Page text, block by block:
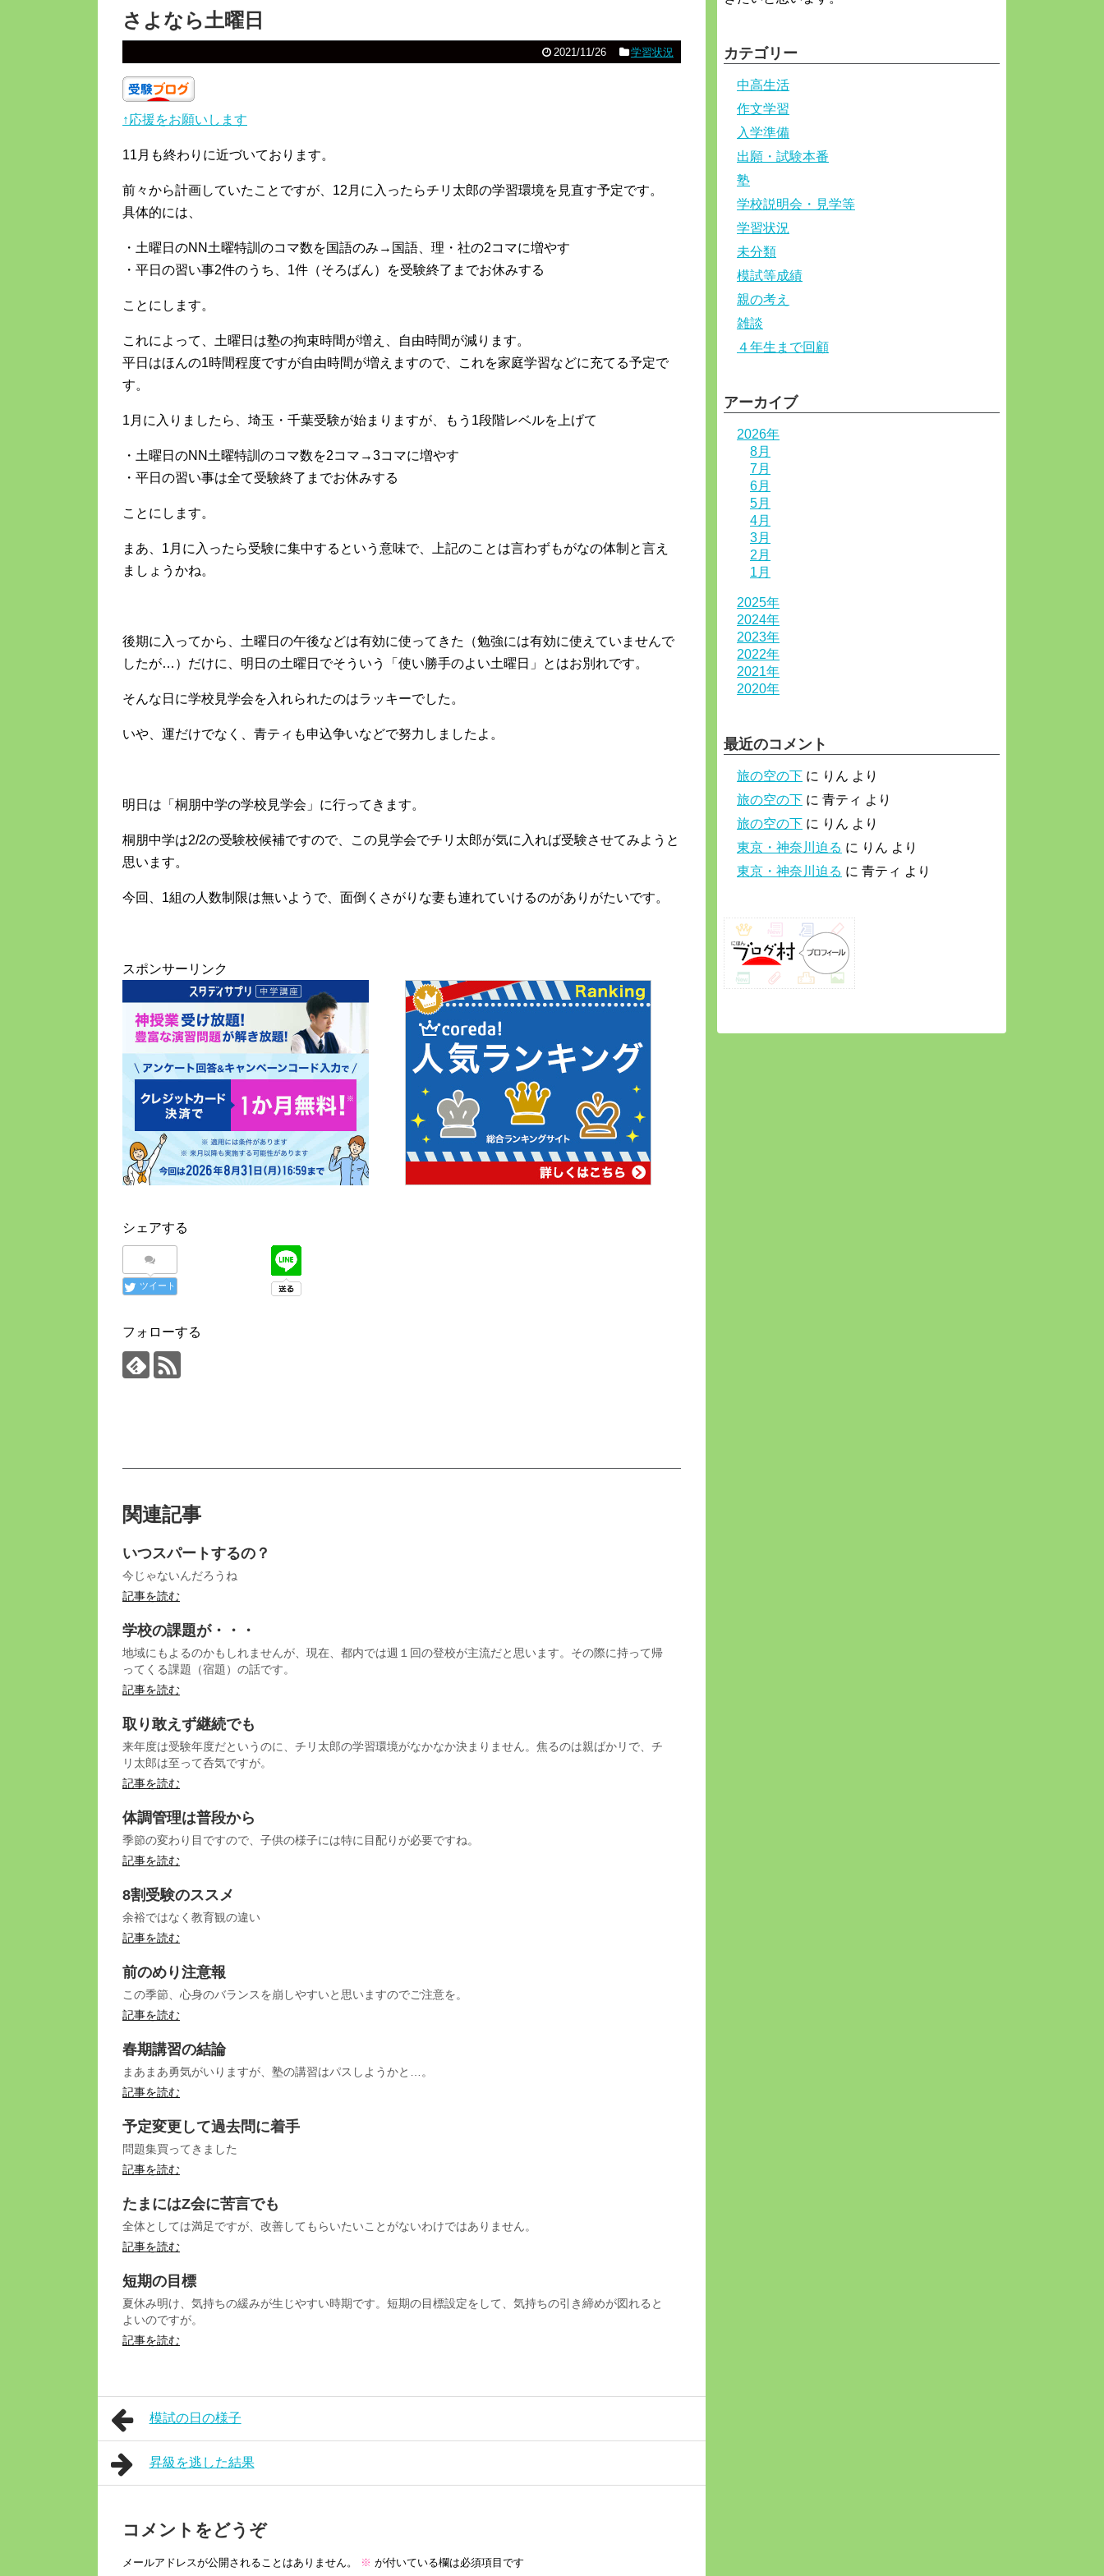
さよなら土曜日
2021/11/26 学習状況
↑応援をお願いします
11月も終わりに近づいております。
前々から計画していたことですが、12月に入ったらチリ太郎の学習環境を見直す予定です。
具体的には、
・土曜日のNN土曜特訓のコマ数を国語のみ→国語、理・社の2コマに増やす
・平日の習い事2件のうち、1件（そろばん）を受験終了までお休みする
ことにします。
これによって、土曜日は塾の拘束時間が増え、自由時間が減ります。
平日はほんの1時間程度ですが自由時間が増えますので、これを家庭学習などに充てる予定で
す。
1月に入りましたら、埼玉・千葉受験が始まりますが、もう1段階レベルを上げて
・土曜日のNN土曜特訓のコマ数を2コマ→3コマに増やす
・平日の習い事は全て受験終了までお休みする
ことにします。
まあ、1月に入ったら受験に集中するという意味で、上記のことは言わずもがなの体制と言え
ましょうかね。
後期に入ってから、土曜日の午後などは有効に使ってきた（勉強には有効に使えていませんで
したが…）だけに、明日の土曜日でそういう「使い勝手のよい土曜日」とはお別れです。
そんな日に学校見学会を入れられたのはラッキーでした。
いや、運だけでなく、青ティも申込争いなどで努力しましたよ。
明日は「桐朋中学の学校見学会」に行ってきます。
桐朋中学は2/2の受験校候補ですので、この見学会でチリ太郎が気に入れば受験させてみようと
思います。
今回、1組の人数制限は無いようで、面倒くさがりな妻も連れていけるのがありがたいです。
スポンサーリンク
シェアする
ツイート
フォローする
関連記事
いつスパートするの？
今じゃないんだろうね
記事を読む
学校の課題が・・・
地域にもよるのかもしれませんが、現在、都内では週１回の登校が主流だと思います。その際に持って帰
ってくる課題（宿題）の話です。
記事を読む
取り敢えず継続でも
来年度は受験年度だというのに、チリ太郎の学習環境がなかなか決まりません。焦るのは親ばかリで、チ
リ太郎は至って呑気ですが。
記事を読む
体調管理は普段から
季節の変わり目ですので、子供の様子には特に目配りが必要ですね。
記事を読む
8割受験のススメ
余裕ではなく教育観の違い
記事を読む
前のめり注意報
この季節、心身のバランスを崩しやすいと思いますのでご注意を。
記事を読む
春期講習の結論
まあまあ勇気がいりますが、塾の講習はパスしようかと…。
記事を読む
予定変更して過去問に着手
問題集買ってきました
記事を読む
たまにはZ会に苦言でも
全体としては満足ですが、改善してもらいたいことがないわけではありません。
記事を読む
短期の目標
夏休み明け、気持ちの緩みが生じやすい時期です。短期の目標設定をして、気持ちの引き締めが図れると
よいのですが。
記事を読む
模試の日の様子
昇級を逃した結果
コメントをどうぞ
メールアドレスが公開されることはありません。 ※ が付いている欄は必須項目です
カテゴリー
中高生活
作文学習
入学準備
出願・試験本番
塾
学校説明会・見学等
学習状況
未分類
模試等成績
親の考え
雑談
４年生まで回顧
アーカイブ
2026年
8月
7月
6月
5月
4月
3月
2月
1月
2025年
2024年
2023年
2022年
2021年
2020年
最近のコメント
旅の空の下 に りん より
旅の空の下 に 青ティ より
旅の空の下 に りん より
東京・神奈川迫る に りん より
東京・神奈川迫る に 青ティ より